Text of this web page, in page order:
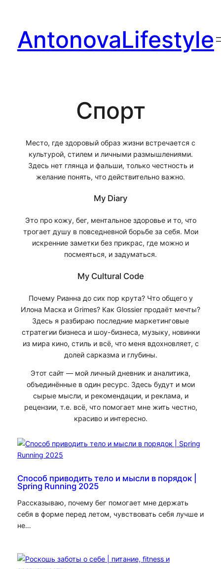
содержимому
AntonovaLifestyle
Спорт
Место, где здоровый образ жизни встречается с
культурой, стилем и личными размышлениями.
Здесь нет глянца и фальши, только честность и
желание понять, что действительно важно.
My Diary
Это про кожу, бег, ментальное здоровье и то, что
трогает душу в повседневной борьбе за себя. Мои
искренние заметки без прикрас, где можно и
посмеяться, и задуматься.
My Cultural Code
Почему Рианна до сих пор крута? Что общего у
Илона Маска и Grimes? Как Glossier продаёт мечты?
Здесь я разбираю последние маркетинговые
стратегии бизнеса и шоу-бизнеса, музыку, новинки
из мира кино, стиль и всё, что меня вдохновляет, с
долей сарказма и глубины.
Этот сайт — мой личный дневник и аналитика,
объединённые в один ресурс. Здесь будут и мои
сырые мысли, и рекомендации, и реклама, и
рецензии, т.е. всё, что помогает мне жить честно,
красиво и интересно.
Способ приводить тело и мысли в порядок |
Spring Running 2025
Рассказываю, почему бег помогает мне держать
себя в форме перед летом, чувствовать себя лучше и
не…